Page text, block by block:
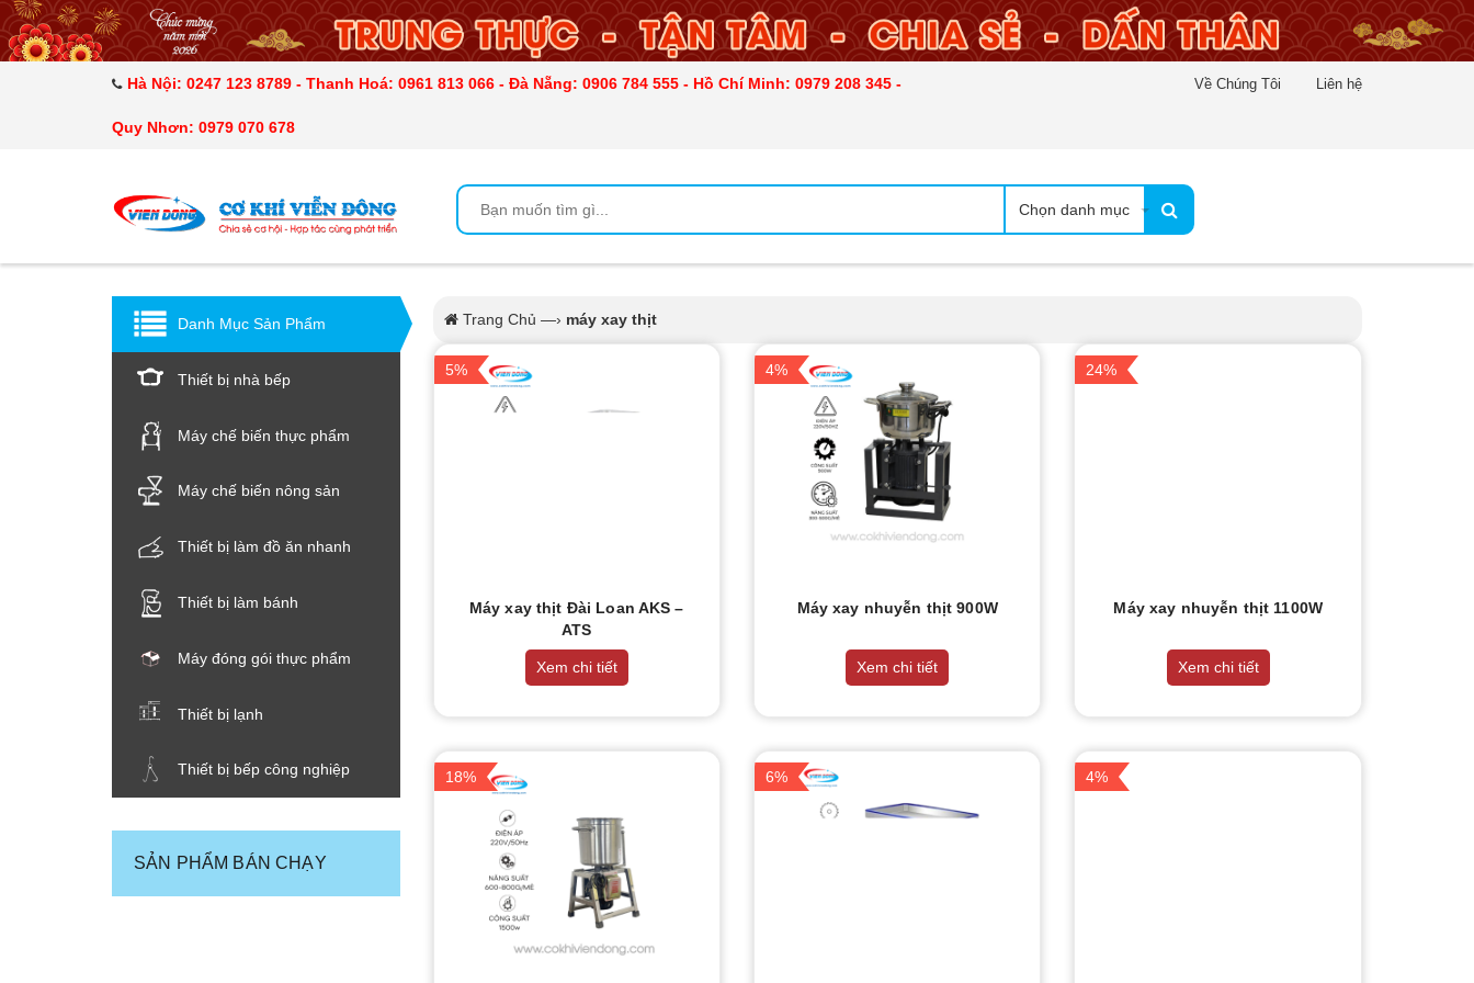
Hà Nội: 0247 123 8789 - Thanh Hoá: 0961 813 066 - Đà Nẵng: 0906 784 555 - Hồ Chí Minh: 0979 208 345 -
Quy Nhơn: 0979 070 678
Về Chúng Tôi Liên hệ
Chọn danh mục
Danh Mục Sản Phẩm
Thiết bị nhà bếp
Máy chế biến thực phẩm
Máy chế biến nông sản
Thiết bị làm đồ ăn nhanh
Thiết bị làm bánh
Máy đóng gói thực phẩm
Thiết bị lạnh
Thiết bị bếp công nghiệp
SẢN PHẨM BÁN CHẠY
Trang Chủ —› máy xay thịt
5%
Máy xay thịt Đài Loan AKS –
ATS
Xem chi tiết
4%
Máy xay nhuyễn thịt 900W
Xem chi tiết
24%
Máy xay nhuyễn thịt 1100W
Xem chi tiết
18% 6% 4%
DANH MỤC SẢN PHẨM
MÁY SẤY THỰC PHẨM CÔNG NGHIỆP
MÁY ÉP MÍA TẠO BỌT
MÁY RỬA BÁT SIÊU ÂM
THIẾT BỊ NHÀ BẾP
THIẾT BỊ NHÀ BẾP CAO CẤP
MÁY CHẾ BIẾN THỰC PHẨM
MÁY CHẾ BIẾN NÔNG SẢN
THIẾT BỊ LÀM ĐỒ ĂN NHANH
MÁY ĐÓNG GÓI THỰC PHẨM